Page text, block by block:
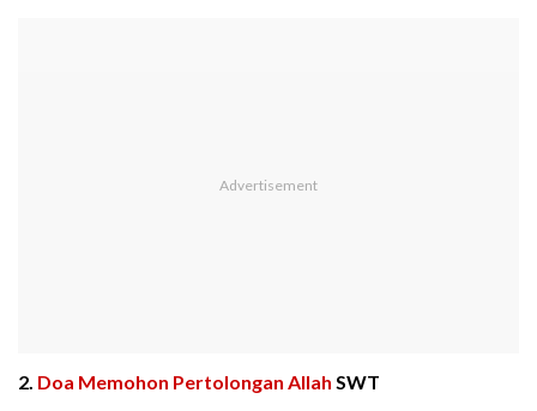
2. Doa Memohon Pertolongan Allah SWT